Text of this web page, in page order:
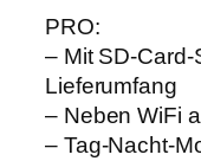
PRO:
– Mit SD-
Lieferumfang
– Neben WiFi
– Tag-Nacht-